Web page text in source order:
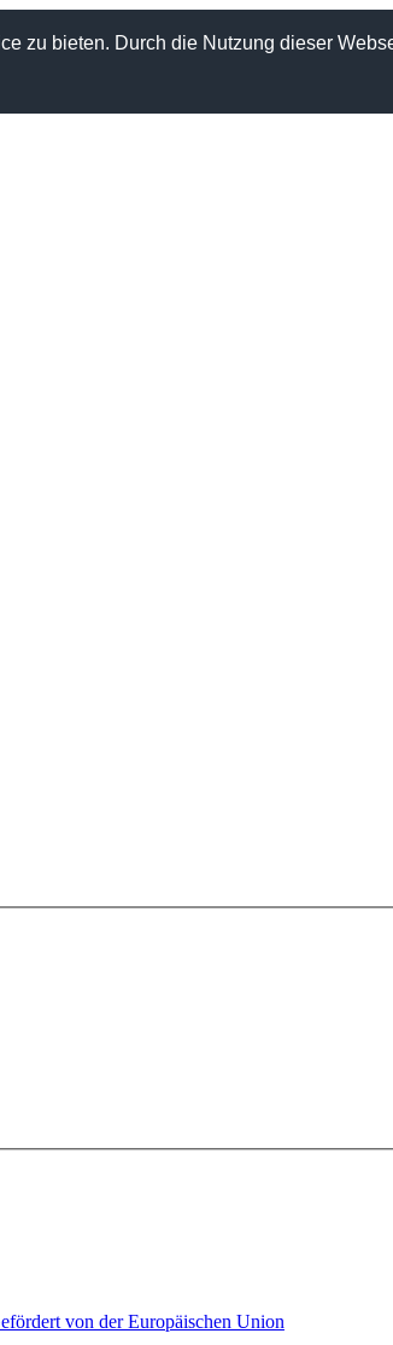
zu bieten. Durch die Nutzung dieser
von der Europäischen Union